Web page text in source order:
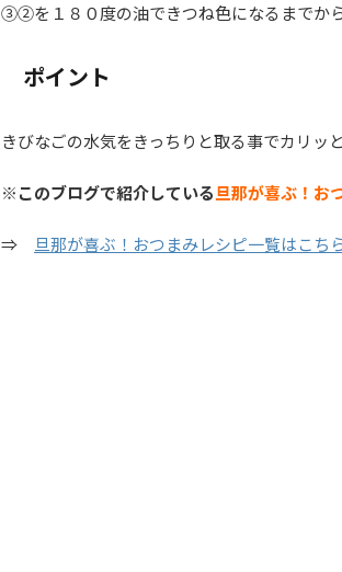
③②を１８０度の油できつね色になるまでか
ポイント
きびなごの水気をきっちりと取る事でカリッ
※このブログで紹介している旦那が喜ぶ！お
⇒ 旦那が喜ぶ！おつまみレシピ一覧はこち